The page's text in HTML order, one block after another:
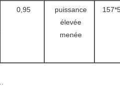
0,95
puissance
élevée
menée